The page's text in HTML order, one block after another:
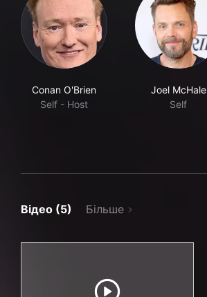
Conan O'Brien
Self - Host
Joel McHale
Self
Відео (5) Більше